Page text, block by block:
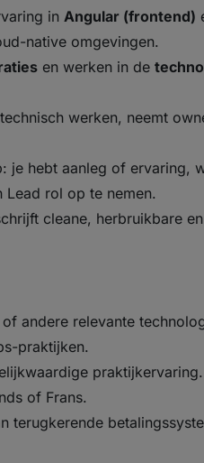
in Angular (frontend)
native omgevingen.
en werken in de
werken, neemt
je hebt aanleg of ervaring,
Lead rol op te nemen.
cleane, herbruikbare
andere relevante
praktijken.
praktijkervaring.
of Frans.
terugkerende